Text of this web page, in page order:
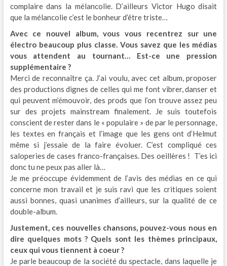
complaire dans la mélancolie. D’ailleurs Victor Hugo disait
que la mélancolie c’est le bonheur d’être triste…
Avec ce nouvel album, vous vous recentrez sur une
électro beaucoup plus classe. Vous savez que les médias
vous attendent au tournant… Est-ce une pression
supplémentaire ?
Merci de reconnaître ça. J’ai voulu, avec cet album, proposer
des productions dignes de celles qui me font vibrer, danser et
qui peuvent m’émouvoir, des prods que l’on trouve assez peu
sur des projets mainstream finalement. Je suis toutefois
conscient de rester dans le « populaire » de par le personnage,
les textes en français et l’image que les gens ont d’Helmut
même si j’essaie de la faire évoluer. C’est compliqué ces
saloperies de cases franco-françaises. Des oeillères ! T’es ici
donc tu ne peux pas aller là…
Je me préoccupe évidemment de l’avis des médias en ce qui
concerne mon travail et je suis ravi que les critiques soient
aussi bonnes, quasi unanimes d’ailleurs, sur la qualité de ce
double-album.
Justement, ces nouvelles chansons, pouvez-vous nous en
dire quelques mots ? Quels sont les thèmes principaux,
ceux qui vous tiennent à coeur ?
Je parle beaucoup de la société du spectacle, dans laquelle je